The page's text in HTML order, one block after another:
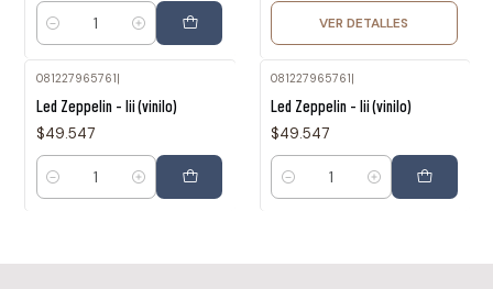
Cantidad
VER DETALLES
081227965761|
Led Zeppelin - Iii (vinilo)
$49.547
Cantidad
081227965761|
Led Zeppelin - Iii (vinilo)
$49.547
Cantidad